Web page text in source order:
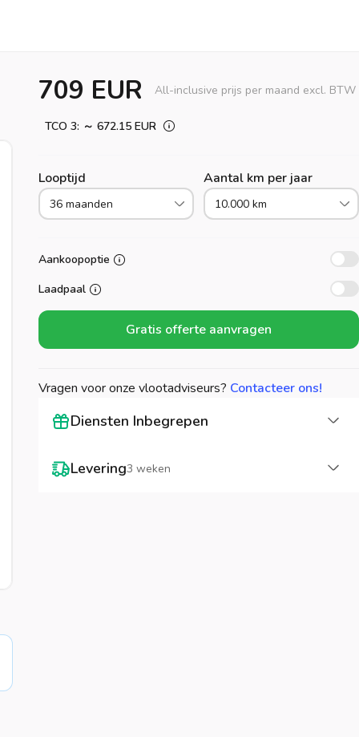
709 EUR All-inclusive prijs per maand excl. BTW
TCO 3: ～ 672.15 EUR
Looptijd
36 maanden
Aantal km per jaar
10.000 km
Aankoopoptie
Laadpaal
Gratis offerte aanvragen
Vragen voor onze vlootadviseurs? Contacteer ons!
Diensten Inbegrepen
Levering3 weken